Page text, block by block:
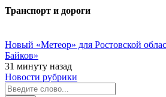
Транспорт и дороги
Новый «Метеор» для Ростовской
Байков»
31 минуту назад
Новости рубрики